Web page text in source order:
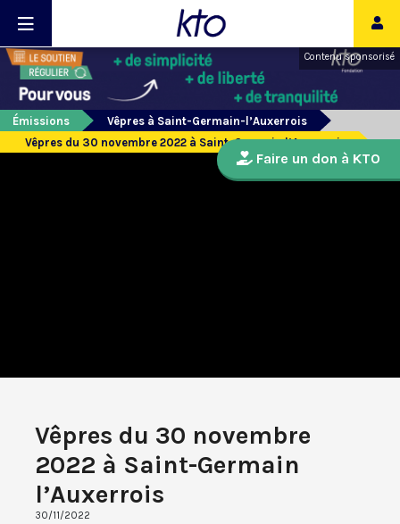
Contenu sponsorisé
Émissions
Vêpres à Saint-Germain-l’Auxerrois
Vêpres du 30 novembre 2022 à Saint-Germain l’Auxerrois
Vêpres du 30 novembre
2022 à Saint-Germain
l’Auxerrois
30/11/2022
Faire un don à KTO